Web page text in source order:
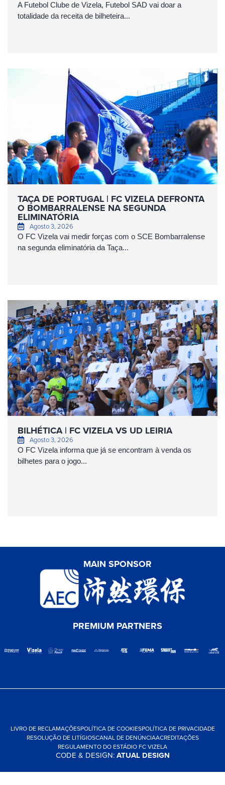
A Futebol Clube de Vizela, Futebol SAD vai doar a
totalidade da receita de bilheteira...
TAÇA DE PORTUGAL | FC VIZELA DEFRONTA
O BOMBARRALENSE NA SEGUNDA
ELIMINATÓRIA
Agosto 3, 2026
O FC Vizela vai medir forças com o SCE Bombarralense
na segunda eliminatória da Taça...
BILHÉTICA | FC VIZELA VS UD LEIRIA
Agosto 3, 2026
O FC Vizela informa que já se encontram à venda os
bilhetes para o jogo...
MAIN SPONSOR
PREMIUM PARTNERS
LIVRO DE RECLAMAÇÕESPOLÍTICA DE COOKIESPOLÍTICA DE PRIVACIDADE
RESOLUÇÃO DE LITÍGIOSCANAL DE DENÚNCIAACREDITAÇÕES
REGULAMENTO DO ESTÁDIO FC VIZELA
CODE & DESIGN:ATUAL DESIGN